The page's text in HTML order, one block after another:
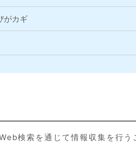
がカギ
検索を通じて情報収集を行う